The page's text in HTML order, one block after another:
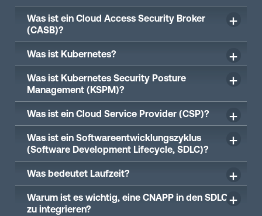
Was ist ein Cloud Access Security Broker
(CASB)?
Was ist Kubernetes?
Was ist Kubernetes Security Posture
Management (KSPM)?
Was ist ein Cloud Service Provider (CSP)?
Was ist ein Softwareentwicklungszyklus
(Software Development Lifecycle, SDLC)?
Was bedeutet Laufzeit?
Warum ist es wichtig, eine CNAPP in den SDLC
zu integrieren?